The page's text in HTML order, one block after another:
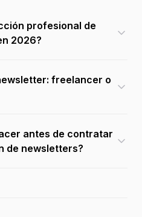
profesional de
2026?
freelancer o
antes de contratar
de newsletters?